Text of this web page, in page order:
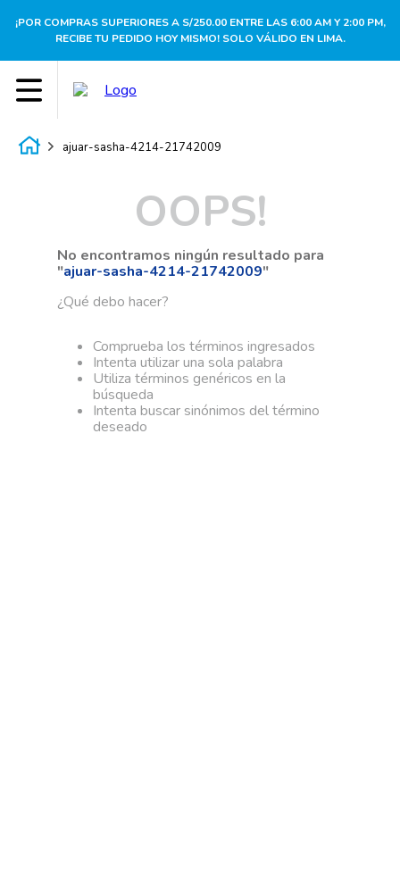
¡POR COMPRAS SUPERIORES A S/250.00 ENTRE LAS 6:00 AM Y 2:00 PM,
RECIBE TU PEDIDO HOY MISMO! SOLO VÁLIDO EN LIMA.
ajuar-sasha-4214-21742009
OOPS!
No encontramos ningún resultado para
"ajuar-sasha-4214-21742009"
¿Qué debo hacer?
Comprueba los términos ingresados
Intenta utilizar una sola palabra
Utiliza términos genéricos en la
búsqueda
Intenta buscar sinónimos del término
deseado